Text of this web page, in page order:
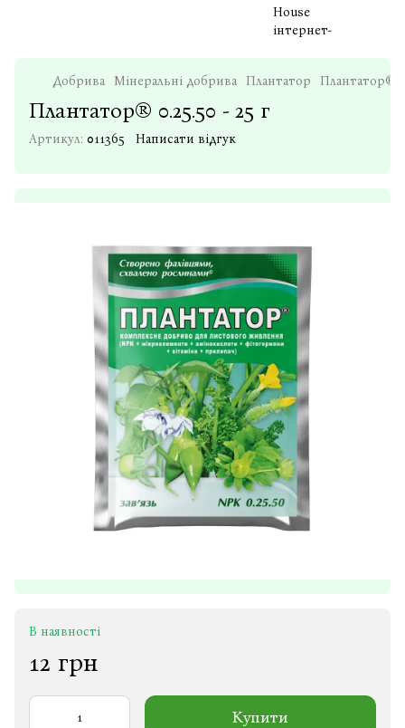
Добрива Мінеральні добрива Плантатор Плантатор®
Плантатор® 0.25.50 - 25 г
Артикул: 011365 Написати відгук
В наявності
12 грн
Купити